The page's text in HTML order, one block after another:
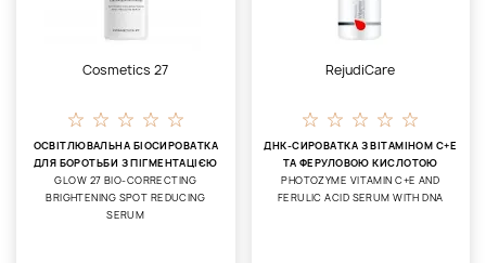
Cosmetics 27
ОСВІТЛЮВАЛЬНА БІОСИРОВАТКА
ДЛЯ БОРОТЬБИ З ПІГМЕНТАЦІЄЮ
GLOW 27 BIO-CORRECTING
BRIGHTENING SPOT REDUCING
SERUM
RejudiCare
ДНК-СИРОВАТКА З ВІТАМІНОМ С+Е
ТА ФЕРУЛОВОЮ КИСЛОТОЮ
PHOTOZYME VITAMIN C+E AND
FERULIC ACID SERUM WITH DNA